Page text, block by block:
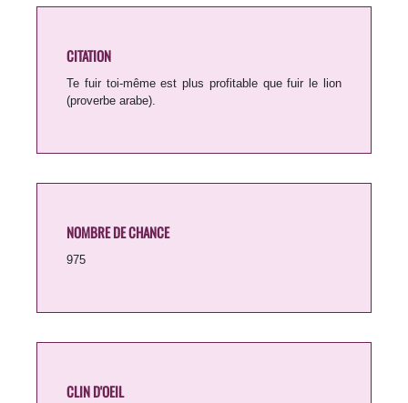
CITATION
Te fuir toi-même est plus profitable que fuir le lion
(proverbe arabe).
NOMBRE DE CHANCE
975
CLIN D'OEIL